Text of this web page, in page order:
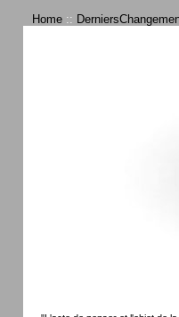
Home ::